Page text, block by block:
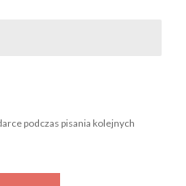
podczas pisania kolejnych